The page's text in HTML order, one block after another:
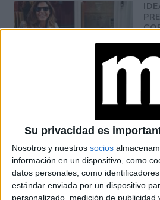
Su privacidad es
Nosotros y nuestros socios
información en un dispositivo, como
datos personales, como
estándar enviada por un dispositivo
personalizado, medición de publicidad